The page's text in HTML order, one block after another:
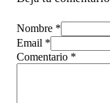
Nombre *
Email *
Comentario *